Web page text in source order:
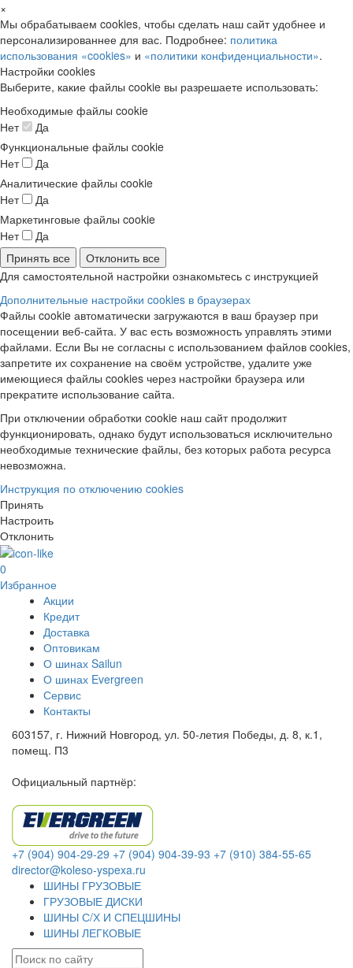
×
Мы обрабатываем cookies, чтобы сделать наш сайт удобнее и
персонализированнее для вас. Подробнее: политика
использования «cookies» и «политики конфиденциальности».
Настройки cookies
Выберите, какие файлы cookie вы разрешаете использовать:
Необходимые файлы cookie
Нет
Да
Функциональные файлы cookie
Нет
Да
Аналитические файлы cookie
Нет
Да
Маркетинговые файлы cookie
Нет
Да
Принять все
Отклонить все
Для самостоятельной настройки ознакомьтесь с инструкцией
Дополнительные настройки cookies в браузерах
Файлы cookie автоматически загружаются в ваш браузер при
посещении веб-сайта. У вас есть возможность управлять этими
файлами. Если Вы не согласны с использованием файлов cookies,
запретите их сохранение на своём устройстве, удалите уже
имеющиеся файлы cookies через настройки браузера или
прекратите использование сайта.
При отключении обработки cookie наш сайт продолжит
функционировать, однако будут использоваться исключительно
необходимые технические файлы, без которых работа ресурса
невозможна.
Инструкция по отключению cookies
Принять
Настроить
Отклонить
0
Избранное
Акции
Кредит
Доставка
Оптовикам
О шинах Sailun
О шинах Evergreen
Сервис
Контакты
603157, г. Нижний Новгород, ул. 50-летия Победы, д. 8, к.1,
помещ. П3
Официальный партнёр:
+7 (904) 904-29-29 +7 (904) 904-39-93 +7 (910) 384-55-65
director@koleso-yspexa.ru
ШИНЫ ГРУЗОВЫЕ
ГРУЗОВЫЕ ДИСКИ
ШИНЫ С/Х И СПЕЦШИНЫ
ШИНЫ ЛЕГКОВЫЕ